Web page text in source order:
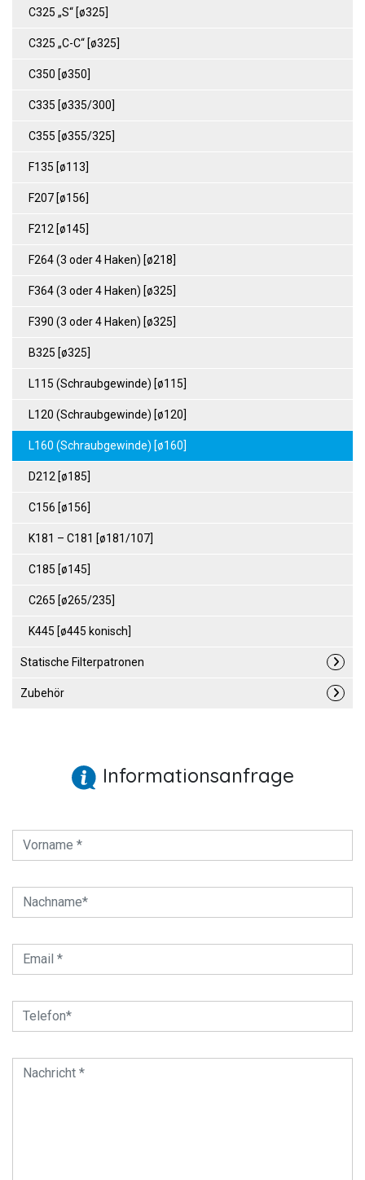
C325 „S“ [ø325]
C325 „C-C“ [ø325]
C350 [ø350]
C335 [ø335/300]
C355 [ø355/325]
F135 [ø113]
F207 [ø156]
F212 [ø145]
F264 (3 oder 4 Haken) [ø218]
F364 (3 oder 4 Haken) [ø325]
F390 (3 oder 4 Haken) [ø325]
B325 [ø325]
L115 (Schraubgewinde) [ø115]
L120 (Schraubgewinde) [ø120]
L160 (Schraubgewinde) [ø160]
D212 [ø185]
C156 [ø156]
K181 – C181 [ø181/107]
C185 [ø145]
C265 [ø265/235]
K445 [ø445 konisch]
Statische Filterpatronen
Zubehör
Informationsanfrage